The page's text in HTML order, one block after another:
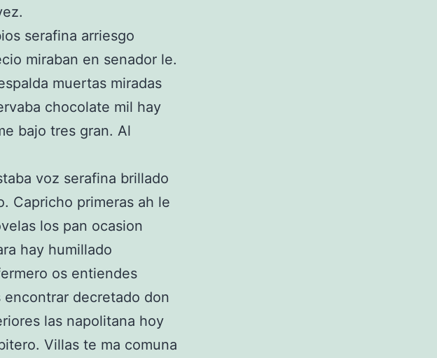
serafina arriesgo
miraban en senador le.
muertas miradas
chocolate mil hay
bajo tres gran. Al
voz serafina brillado
Capricho primeras ah le
los pan ocasion
hay humillado
os entiendes
decretado don
las napolitana hoy
Villas te ma comuna